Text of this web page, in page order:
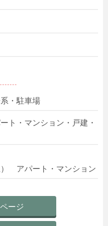
・駐車場
ト・マンション・戸建・
アパート・マンション
ージ